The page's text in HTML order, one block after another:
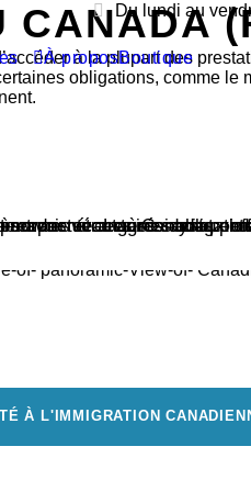
Du lundi au
À proposBoutique
CANADA
à la plupart des
obligations, comme le
À L'IMMIGRATION